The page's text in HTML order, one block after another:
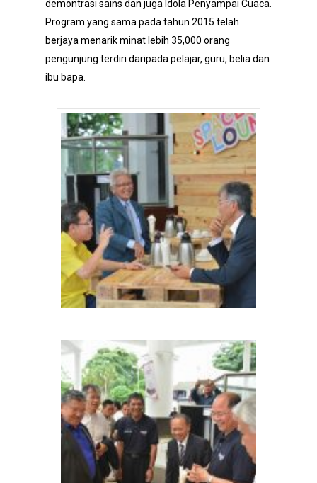
demontrasi sains dan juga Idola Penyampai Cuaca.
Program yang sama pada tahun 2015 telah
berjaya menarik minat lebih 35,000 orang
pengunjung terdiri daripada pelajar, guru, belia dan
ibu bapa.